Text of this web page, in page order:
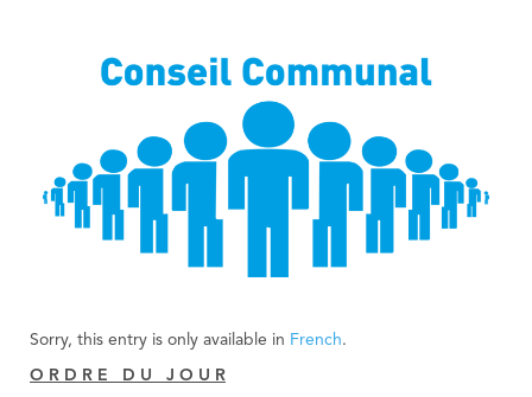
Sorry, this entry is only available in French.
O R D R E D U J O U R